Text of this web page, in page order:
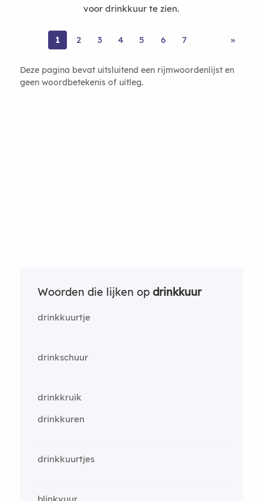
voor drinkkuur te zien.
1 2 3 4 5 6 7 »
Deze pagina bevat uitsluitend een rijmwoordenlijst en
geen woordbetekenis of uitleg.
Woorden die lijken op drinkkuur
drinkkuurtje
drinkschuur
drinkkruik
drinkkuren
drinkkuurtjes
blinkvuur